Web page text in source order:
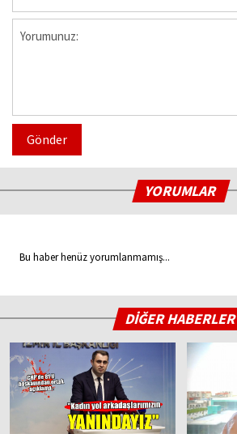
Gönder
YORUMLAR
Bu haber henüz yorumlanmamış...
DİĞER HABERLER